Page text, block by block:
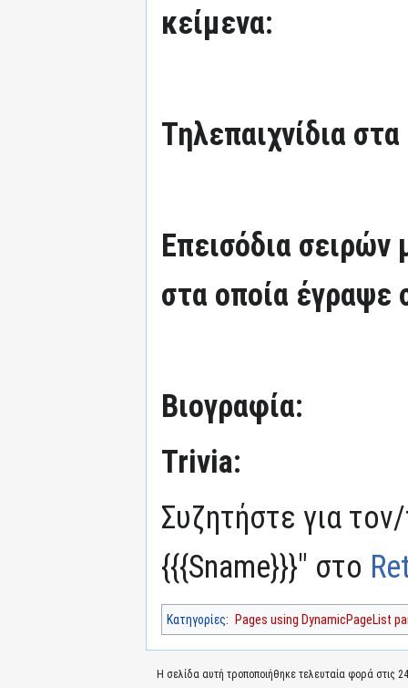
κείμενα:
Τηλεπαιχνίδια
Επεισόδια
στα οποία έγραψε
Βιογραφία:
Trivia:
Συζητήστε για
{{{Sname}}}" στο
Κατηγορίες: Pages using DynamicPageList
Η σελίδα αυτή τροποποιήθηκε τελευταία φορά στις